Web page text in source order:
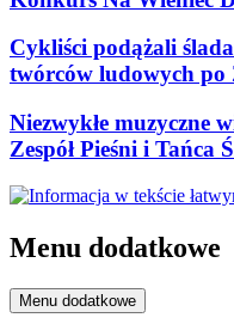
Cykliści podążali
twórców ludowych po
Niezwykłe muzyczne
Zespół Pieśni i Tańca
Menu dodatkowe
Menu dodatkowe